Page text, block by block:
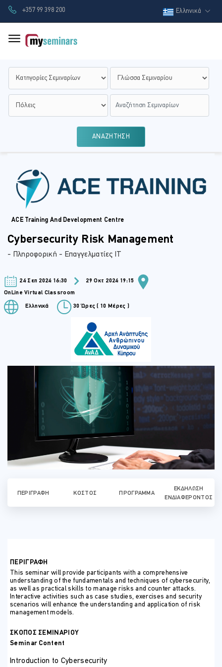
+357 99 398 200 Ελληνικά
ΑΝΑΖΗΤΗΣΗ
ACE Training And Development Centre
Cybersecurity Risk Management
- Πληροφορική - Επαγγελματίες IT
24 Σεπ 2024 16:30
29 Οκτ 2024 19:15
OnLine Virtual Classroom
Ελληνικά 30 Ώρες ( 10 Μέρες )
ΠΕΡΙΓΡΑΦΉ ΚΌΣΤΟΣ ΠΡΌΓΡΑΜΜΑ
ΕΚΔΉΛΩΣΗ
ΕΝΔΙΑΦΈΡΟΝΤΟΣ
ΠΕΡΙΓΡΑΦΗ
This seminar will provide participants with a comprehensive
understanding of the fundamentals and techniques of cybersecurity,
as well as practical skills to manage risks and counter attacks.
Interactive activities such as case studies, exercises and security
scenarios will enhance the understanding and application of risk
management models.
ΣΚΟΠΟΣ ΣΕΜΙΝΑΡΙΟΥ
Seminar Content
Introduction to Cybersecurity